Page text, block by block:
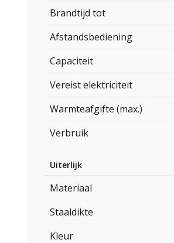
Brandtijd tot
Afstandsbediening
Capaciteit
Vereist elektriciteit
Warmteafgifte (max.)
Verbruik
Uiterlijk
Materiaal
Staaldikte
Kleur